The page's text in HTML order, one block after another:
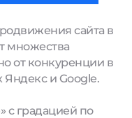
сайта в
множества
от конкуренции в
Яндекс и Google.
с градацией по